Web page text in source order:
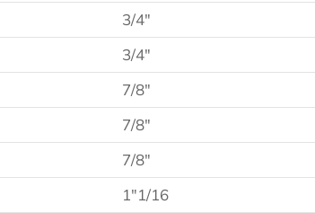
3/4″
3/4″
7/8″
7/8″
7/8″
1″1/16